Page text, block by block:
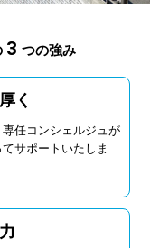
3 つの強み
く
専任コンシェルジュが
サポートいたしま